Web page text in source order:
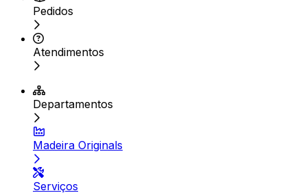
Pedidos
Atendimentos
Departamentos
Madeira Originals
Serviços